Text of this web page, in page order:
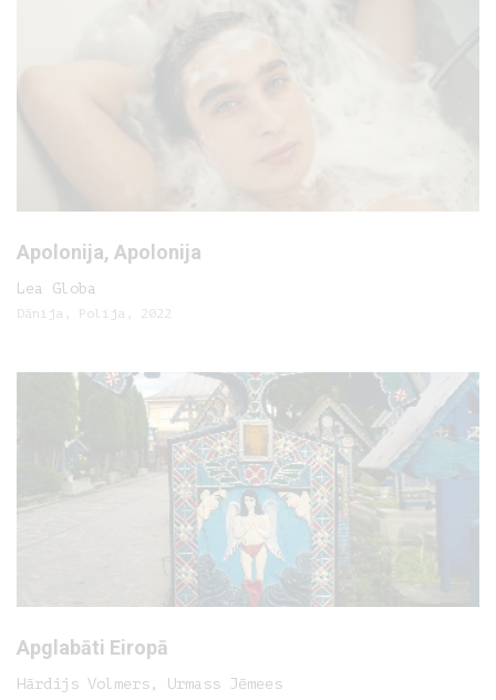
Apolonija, Apolonija
Lea Globa
Dānija, Polija, 2022
Apglabāti Eiropā
Hārdijs Volmers, Urmass Jēmees